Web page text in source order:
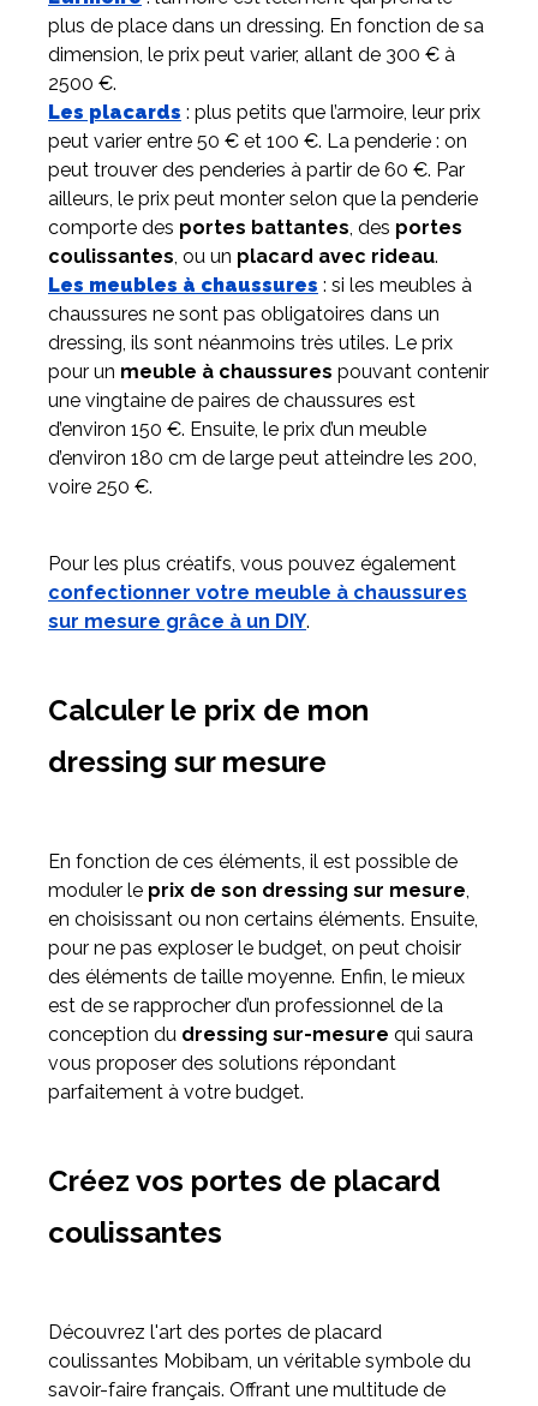
plus de place dans un dressing. En fonction de sa
dimension, le prix peut varier, allant de 300 € à
2500 €.
Les placards : plus petits que l’armoire, leur prix
peut varier entre 50 € et 100 €. La penderie : on
peut trouver des penderies à partir de 60 €. Par
ailleurs, le prix peut monter selon que la penderie
comporte des portes battantes, des portes
coulissantes, ou un placard avec rideau.
Les meubles à chaussures : si les meubles à
chaussures ne sont pas obligatoires dans un
dressing, ils sont néanmoins très utiles. Le prix
pour un meuble à chaussures pouvant contenir
une vingtaine de paires de chaussures est
d’environ 150 €. Ensuite, le prix d’un meuble
d’environ 180 cm de large peut atteindre les 200,
voire 250 €.
Pour les plus créatifs, vous pouvez également
confectionner votre meuble à chaussures
sur mesure grâce à un DIY.
Calculer le prix de mon
dressing sur mesure
En fonction de ces éléments, il est possible de
moduler le prix de son dressing sur mesure,
en choisissant ou non certains éléments. Ensuite,
pour ne pas exploser le budget, on peut choisir
des éléments de taille moyenne. Enfin, le mieux
est de se rapprocher d’un professionnel de la
conception du dressing sur-mesure qui saura
vous proposer des solutions répondant
parfaitement à votre budget.
Créez vos portes de placard
coulissantes
Découvrez l'art des portes de placard
coulissantes Mobibam, un véritable symbole du
savoir-faire français. Offrant une multitude de